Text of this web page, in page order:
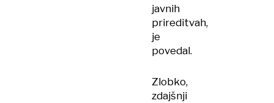
javnih
prireditvah,
je
povedal.
Zlobko,
zdajšnji